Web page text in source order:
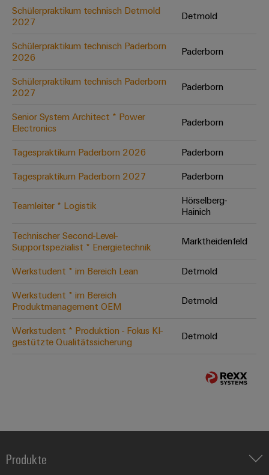
Digital
auf einem
neuen Niveau
unkompliziert,
Schülerpraktikum technisch Detmold
2027
Detmold
Schülerpraktikum technisch Paderborn
2026
Paderborn
Schülerpraktikum technisch Paderborn
2027
Paderborn
Senior System Architect * Power
Electronics
Paderborn
Tagespraktikum Paderborn 2026
Paderborn
Tagespraktikum Paderborn 2027
Paderborn
Teamleiter * Logistik
Hörselberg-
Hainich
Technischer Second-Level-
Supportspezialist * Energietechnik
Marktheidenfeld
Werkstudent * im Bereich Lean
Detmold
Werkstudent * im Bereich
Produktmanagement OEM
Detmold
Werkstudent * Produktion - Fokus KI-
gestützte Qualitätssicherung
Detmold
Produkte